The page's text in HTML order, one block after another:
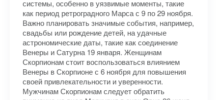
системы, особенно в уязвимые моменты, такие
как период ретроградного Марса с 9 по 29 ноября.
Важно планировать значимые события, например,
свадьбы или рождение детей, на удачные
астрономические даты, такие как соединение
Венеры и Сатурна 19 января. Женщинам
Скорпионам стоит воспользоваться влиянием
Венеры в Скорпионе с 6 ноября для повышения
своей привлекательности и уверенности.
Мужчинам Скорпионам следует обратить